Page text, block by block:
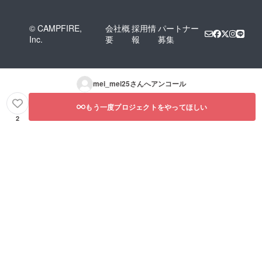
© CAMPFIRE,
Inc.
会社概
要
採用情
報
パートナー
募集
mei_mei25さんへアンコール
2
もう一度プロジェクトをやってほしい